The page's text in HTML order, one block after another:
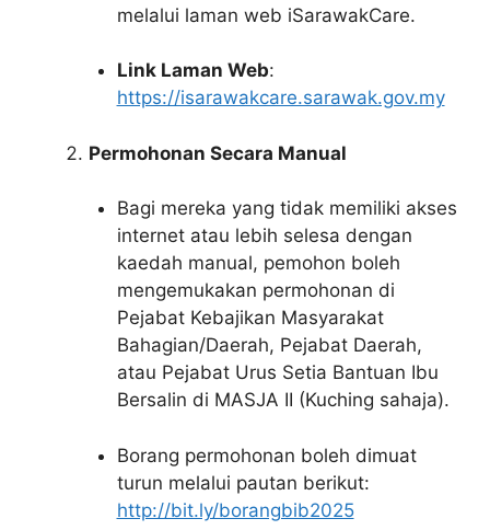
melalui laman web iSarawakCare.
Link Laman Web:
https://isarawakcare.sarawak.gov.my
Permohonan Secara Manual
Bagi mereka yang tidak memiliki akses
internet atau lebih selesa dengan
kaedah manual, pemohon boleh
mengemukakan permohonan di
Pejabat Kebajikan Masyarakat
Bahagian/Daerah, Pejabat Daerah,
atau Pejabat Urus Setia Bantuan Ibu
Bersalin di MASJA II (Kuching sahaja).
Borang permohonan boleh dimuat
turun melalui pautan berikut:
http://bit.ly/borangbib2025